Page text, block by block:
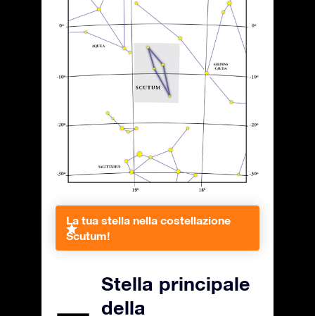
La tua stella nella costellazione
Scutum!
Stella principale
della